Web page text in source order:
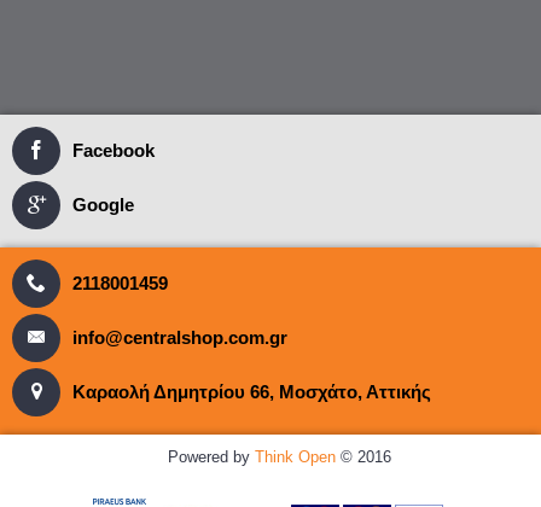
Facebook
Google
2118001459
info@centralshop.com.gr
Καραολή Δημητρίου 66, Μοσχάτο, Αττικής
Powered by Think Open © 2016